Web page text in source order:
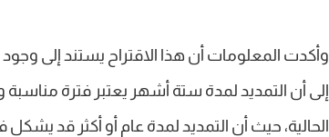
وأكدت المعلومات أن هذا الاقتراح يستند إلى
إلى أن التمديد لمدة ستة أشهر يعتبر فترة
الحالية، حيث أن التمديد لمدة عام أو أكثر قد